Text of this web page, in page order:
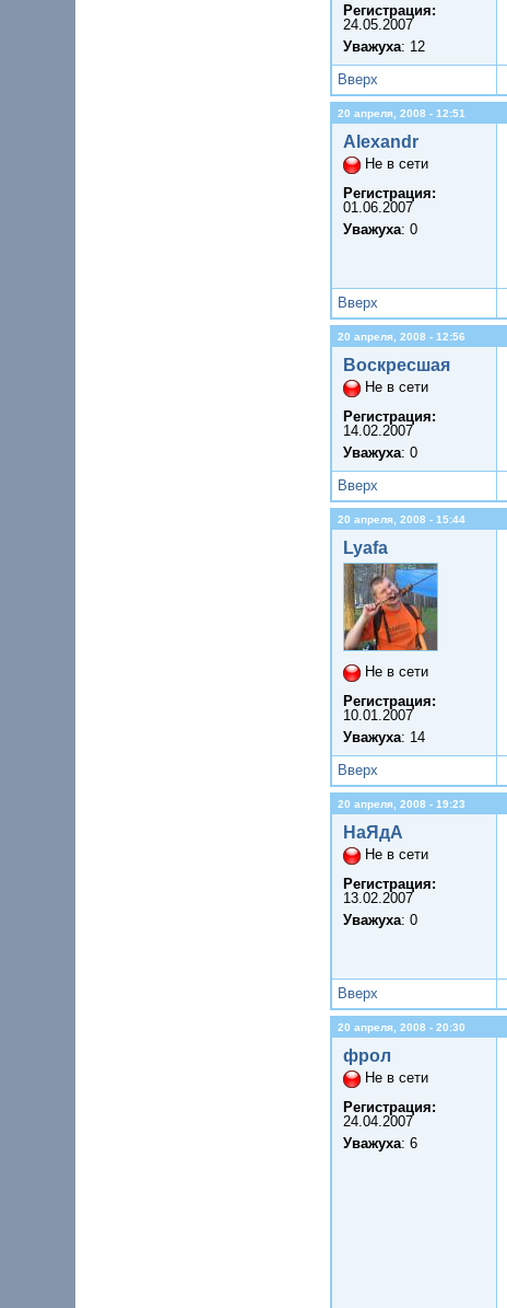
Регистрация:
24.05.2007
Уважуха: 12
Вверх
20 апреля, 2008 - 12:51
Alexandr
Не в сети
Регистрация:
01.06.2007
Уважуха: 0
Вверх
20 апреля, 2008 - 12:56
Воскресшая
Не в сети
Регистрация:
14.02.2007
Уважуха: 0
Вверх
20 апреля, 2008 - 15:44
Lyafa
Не в сети
Регистрация:
10.01.2007
Уважуха: 14
Вверх
20 апреля, 2008 - 19:23
НаЯдА
Не в сети
Регистрация:
13.02.2007
Уважуха: 0
Вверх
20 апреля, 2008 - 20:30
фрол
Не в сети
Регистрация:
24.04.2007
Уважуха: 6